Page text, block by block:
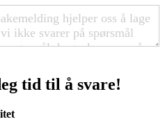
tid til å svare!